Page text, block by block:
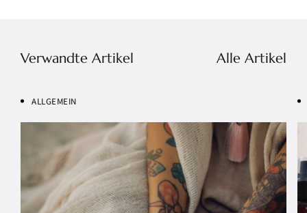
Verwandte Artikel Alle Artikel
ALLGEMEIN